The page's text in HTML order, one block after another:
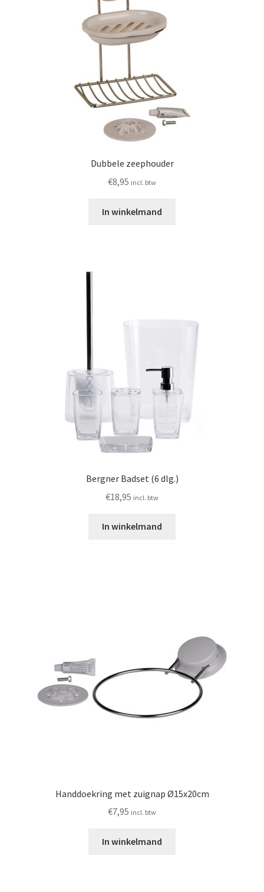
Dubbele zeephouder
€8,95 incl. btw
In winkelmand
Bergner Badset (6 dlg.)
€18,95 incl. btw
In winkelmand
Handdoekring met zuignap Ø15x20cm
€7,95 incl. btw
In winkelmand